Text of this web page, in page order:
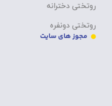
روتختی دخترانه
روتختی دونفره
مجوز های سایت